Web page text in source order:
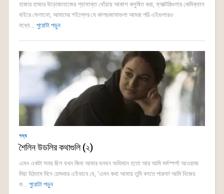
হাজার হাজার উড়োজাহাজের গ্যাসাক্ত ধোঁয়ায় আকাশ কলুষিত করা, ফ্যাক্টরিগুলার কেমিক্যাল
বাইরে ফেলানো, আমাদের শইল্লের যে কাপড়জামাগুলা আমরা পরি এইগুলারও
মধ্যে... পুরোটা পড়ুন
গদ্য
শৈলিন উডলির কথাগুলি (২)
এমন একটা সময় ছিল যখন কিনা আমার ঘনঘন অভিমান হতো আর আমি মর্মস্পর্শা আওয়াজ
দিয়া উঠতাম দিনে চোদ্দবার এইভাবে যে, ‘এমন কথা আমায় তুমি বলতে পারলা! আমি নিজের
ক... পুরোটা পড়ুন